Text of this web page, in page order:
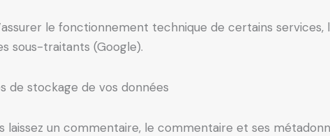
le fonctionnement technique de certains
sous-traitants (Google).
de stockage de vos données
laissez un commentaire, le commentaire et ses